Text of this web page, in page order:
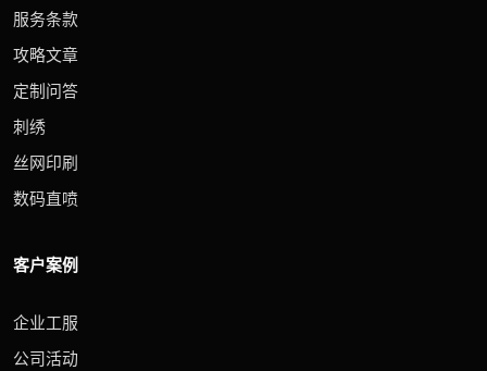
服务条款
攻略文章
定制问答
刺绣
丝网印刷
数码直喷
客户案例
企业工服
公司活动